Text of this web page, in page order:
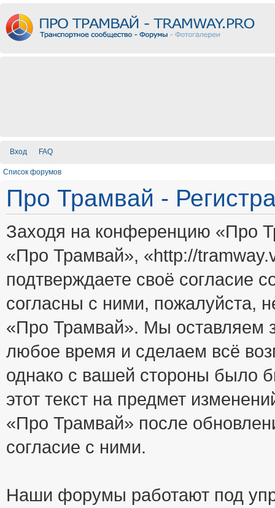
Вход FAQ
Список форумов
Про Трамвай -
Заходя на конференцию «Про
«Про Трамвай», «http://
подтверждаете своё
согласны с ними, пожалуйста,
«Про Трамвай». Мы оставляем
любое время и сделаем всё
однако с вашей стороны было
этот текст на предмет
«Про Трамвай» после
согласие с ними.
Наши форумы работают под